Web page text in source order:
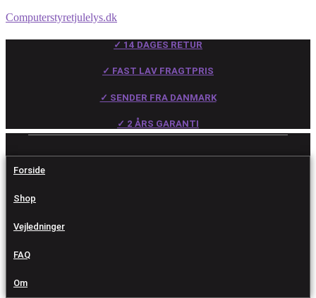
Computerstyretjulelys.dk
✓ 14 DAGES RETUR
✓ FAST LAV FRAGTPRIS
✓ SENDER FRA DANMARK
✓ 2 ÅRS GARANTI
Forside
Shop
Vejledninger
FAQ
Om